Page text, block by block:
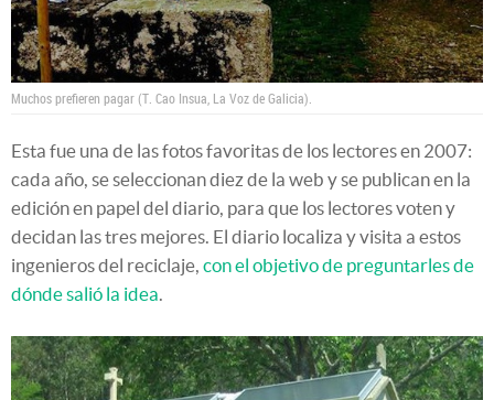
Muchos prefieren pagar (T. Cao Insua, La Voz de Galicia).
Esta fue una de las fotos favoritas de los lectores en 2007:
cada año, se seleccionan diez de la web y se publican en la
edición en papel del diario, para que los lectores voten y
decidan las tres mejores. El diario localiza y visita a estos
ingenieros del reciclaje, con el objetivo de preguntarles de
dónde salió la idea.